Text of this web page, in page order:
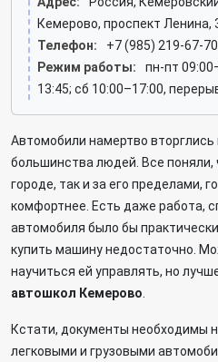
Кемерово, проспект Ленина,
Телефон:
+7 (985) 219-67-70
Режим работы:
пн-пт
13:45; сб 10:00–17:00,
Автомобили намертво
большинства людей. Все поняли,
городе, так и за его пределами,
комфортнее. Есть даже работа,
автомобиля было бы
купить машину недостаточно.
научиться ей управлять, но
автошкол Кемерово
Кстати, документы необходимы
легковыми и грузовыми